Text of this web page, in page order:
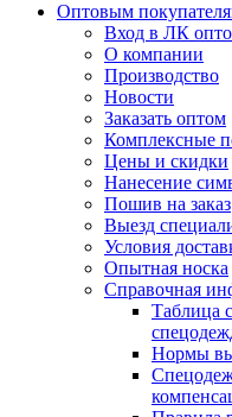
Оптовым
Вход в ЛК
О компании
Производство
Новости
Заказать оптом
Комплексные
Цены и скидки
Нанесение
Пошив на заказ
Выезд
Условия
Опытная носка
Справочная
Таблица
Нормы